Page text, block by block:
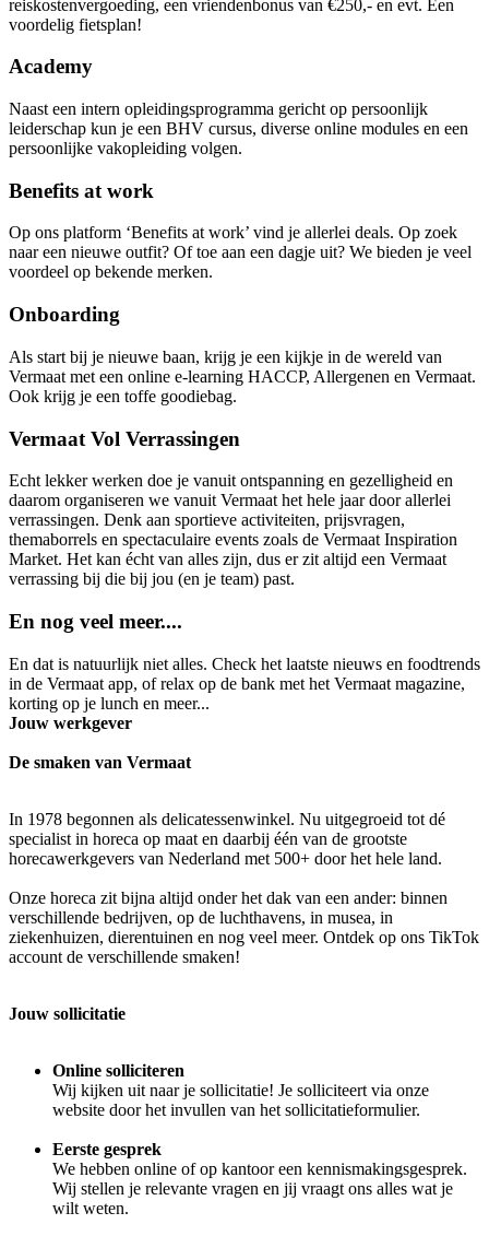
reiskostenvergoeding, een vriendenbonus van €250,- en evt. Een
voordelig fietsplan!
Academy
Naast een intern opleidingsprogramma gericht op persoonlijk
leiderschap kun je een BHV cursus, diverse online modules en een
persoonlijke vakopleiding volgen.
Benefits at work
Op ons platform ‘Benefits at work’ vind je allerlei deals. Op zoek
naar een nieuwe outfit? Of toe aan een dagje uit? We bieden je veel
voordeel op bekende merken.
Onboarding
Als start bij je nieuwe baan, krijg je een kijkje in de wereld van
Vermaat met een online e-learning HACCP, Allergenen en Vermaat.
Ook krijg je een toffe goodiebag.
Vermaat Vol Verrassingen
Echt lekker werken doe je vanuit ontspanning en gezelligheid en
daarom organiseren we vanuit Vermaat het hele jaar door allerlei
verrassingen. Denk aan sportieve activiteiten, prijsvragen,
themaborrels en spectaculaire events zoals de Vermaat Inspiration
Market. Het kan écht van alles zijn, dus er zit altijd een Vermaat
verrassing bij die bij jou (en je team) past.
En nog veel meer....
En dat is natuurlijk niet alles. Check het laatste nieuws en foodtrends
in de Vermaat app, of relax op de bank met het Vermaat magazine,
korting op je lunch en meer...
Jouw werkgever
De smaken van Vermaat
In 1978 begonnen als delicatessenwinkel. Nu uitgegroeid tot dé
specialist in horeca op maat en daarbij één van de grootste
horecawerkgevers van Nederland met 500+ door het hele land.
Onze horeca zit bijna altijd onder het dak van een ander: binnen
verschillende bedrijven, op de luchthavens, in musea, in
ziekenhuizen, dierentuinen en nog veel meer. Ontdek op ons TikTok
account de verschillende smaken!
Jouw sollicitatie
Online solliciteren
Wij kijken uit naar je sollicitatie! Je solliciteert via onze
website door het invullen van het sollicitatieformulier.
Eerste gesprek
We hebben online of op kantoor een kennismakingsgesprek.
Wij stellen je relevante vragen en jij vraagt ons alles wat je
wilt weten.